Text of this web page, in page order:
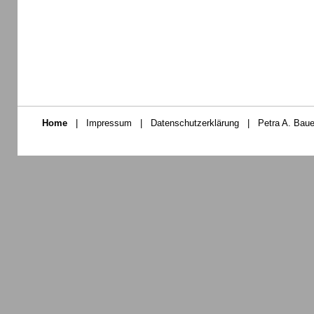
Home | Impressum | Datenschutzerklärung | Petra A.